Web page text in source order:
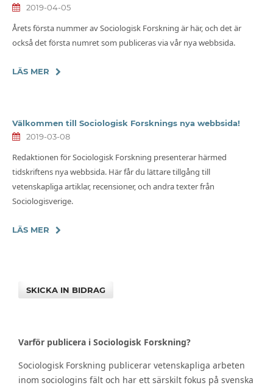
2019-04-05
Årets första nummer av Sociologisk Forskning är här, och det är
också det första numret som publiceras via vår nya webbsida.
LÄS MER
Välkommen till Sociologisk Forsknings nya webbsida!
2019-03-08
Redaktionen för Sociologisk Forskning presenterar härmed
tidskriftens nya webbsida. Här får du lättare tillgång till
vetenskapliga artiklar, recensioner, och andra texter från
Sociologisverige.
LÄS MER
SKICKA IN BIDRAG
Varför publicera i Sociologisk Forskning?
Sociologisk Forskning publicerar vetenskapliga arbeten
inom sociologins fält och har ett särskilt fokus på svenska